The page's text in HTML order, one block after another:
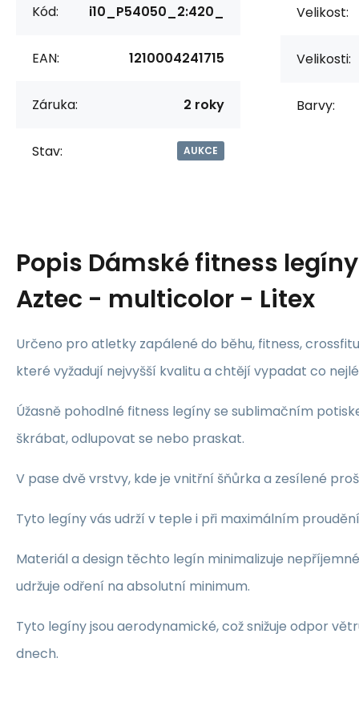
Kód: i10_P54050_2:420_
EAN: 1210004241715
Záruka: 2 roky
Stav: AUKCE
Velikost:
Velikosti:
Barvy:
Popis Dámské fitness
Aztec - multicolor - Litex
Určeno pro atletky zapálené do běhu, fitness,
které vyžadují nejvyšší kvalitu a chtějí vypadat co
Úžasně pohodlné fitness legíny se sublimačním
škrábat, odlupovat se nebo praskat.
V pase dvě vrstvy, kde je vnitřní šňůrka a zesílené
Tyto legíny vás udrží v teple i při maximálním
Materiál a design těchto legín minimalizuje
udržuje odření na absolutní minimum.
Tyto legíny jsou aerodynamické, což snižuje odpor
dnech.